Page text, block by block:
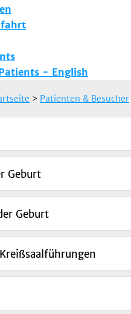
- English
> Patienten & Besucher
Geburt
Geburt